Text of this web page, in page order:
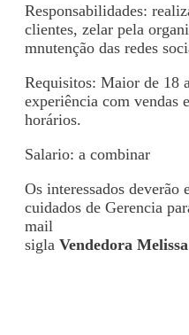
Responsabilidades:
clientes, zelar pela
mnutenção das redes
Requisitos: Maior de 18
experiência com vendas
horários.
Salario: a combinar
Os interessados
cuidados de Gerencia
mail
sigla Vendedora Melissa